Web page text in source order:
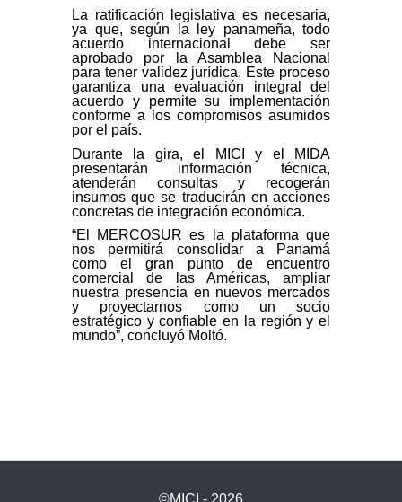
La ratificación legislativa es necesaria,
ya que, según la ley panameña, todo
acuerdo internacional debe ser
aprobado por la Asamblea Nacional
para tener validez jurídica. Este proceso
garantiza una evaluación integral del
acuerdo y permite su implementación
conforme a los compromisos asumidos
por el país.
Durante la gira, el MICI y el MIDA
presentarán información técnica,
atenderán consultas y recogerán
insumos que se traducirán en acciones
concretas de integración económica.
“El MERCOSUR es la plataforma que
nos permitirá consolidar a Panamá
como el gran punto de encuentro
comercial de las Américas, ampliar
nuestra presencia en nuevos mercados
y proyectarnos como un socio
estratégico y confiable en la región y el
mundo”, concluyó Moltó.